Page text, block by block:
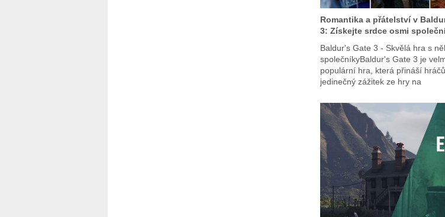
Romantika a přátelství v
3: Získejte srdce osmi
Baldur's Gate 3 - Skvělá hra s
společníkyBaldur's Gate 3 je
populární hra, která přináší
jedinečný zážitek ze hry na